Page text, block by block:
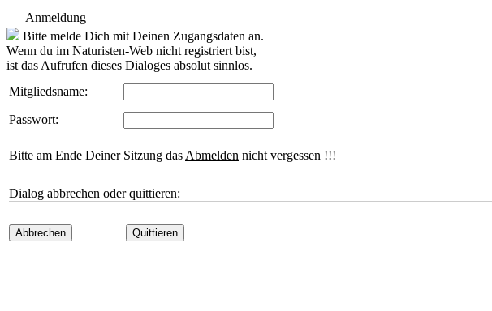
Anmeldung
Bitte melde Dich mit Deinen Zugangsdaten an.
Wenn du im Naturisten-Web nicht registriert bist,
ist das Aufrufen dieses Dialoges absolut sinnlos.
Mitgliedsname:
Passwort:
Bitte am Ende Deiner Sitzung das Abmelden nicht vergessen !!!
Dialog abbrechen oder quittieren:
Abbrechen Quittieren